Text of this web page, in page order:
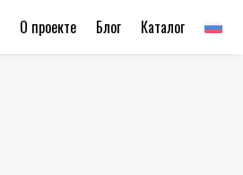
Каталог
Блог
О проекте